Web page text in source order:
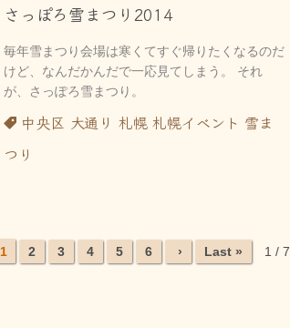
さっぽろ雪まつり2014
毎年雪まつり会場は寒くてすぐ帰りたくなるのだ
けど、なんだかんだで一応見てしまう。 それ
が、さっぽろ雪まつり。
中央区 大通り 札幌 札幌イベント 雪ま
つり
1 2 3 4 5 6 › Last » 1 / 7